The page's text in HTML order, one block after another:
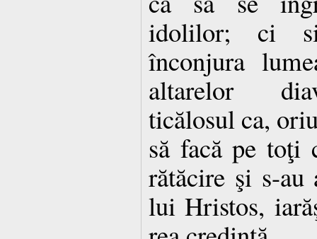
idolilor; ci
înconjura
altarelor
ticălosul ca,
să facă pe toţi
rătăcire şi s-au
lui Hristos,